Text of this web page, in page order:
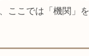
ここでは「機関」を